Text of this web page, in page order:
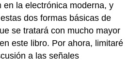
en la electrónica moderna, y
dos formas básicas de
se tratará con mucho mayor
este libro. Por ahora, limitaré
a las señales